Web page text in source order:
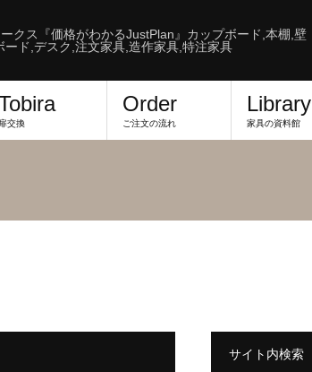
クス『価格がわかるJustPlan』カップボード,本棚,壁
ド,デスク,注文家具,造作家具,特注家具
扉交換
Order
ご注文の流れ
Library
家具の資料館
サイト内検索